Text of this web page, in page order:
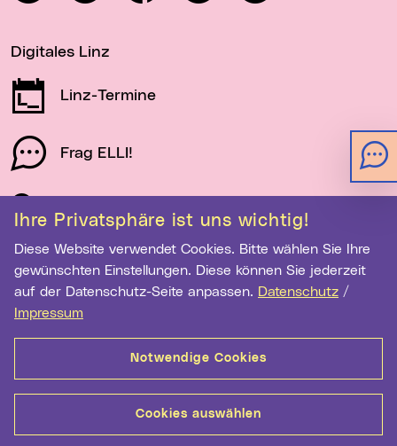
Ihre Privatsphäre ist uns wichtig!
Diese Website verwendet Cookies. Bitte wählen Sie Ihre
gewünschten Einstellungen. Diese können Sie jederzeit
auf der Datenschutz-Seite anpassen. Datenschutz /
Impressum
Notwendige Cookies
Cookies auswählen
Digitales Linz
Linz-Termine
Frag ELLI!
Schau auf Linz
Newsletter-Anmeldung
E-Mail-Adresse eingeben
Anmelden